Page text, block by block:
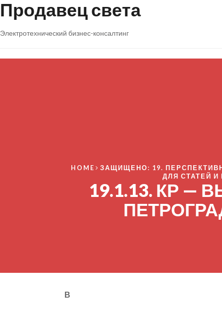
Продавец света
Электротехнический бизнес-консалтинг
HOME
ЗАЩИЩЕНО: 19.
ДЛЯ СТАТЕЙ
19.1.13. КР —
В